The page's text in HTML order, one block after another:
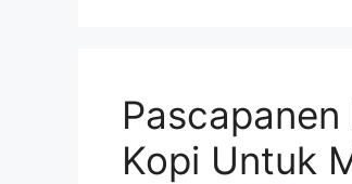
Kopi Untuk